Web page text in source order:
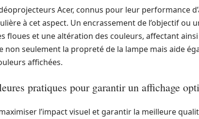
Acer, connus pour leur performance
à cet aspect. Un encrassement de l’objectif ou
floues et une altération des couleurs, affectant
non seulement la propreté de la lampe mais aide
affichées.
pratiques pour garantir un affichage
l’impact visuel et garantir la meilleure